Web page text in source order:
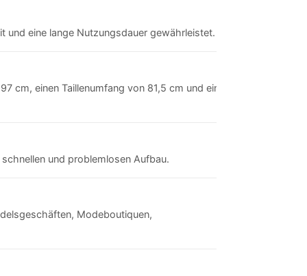
eine lange Nutzungsdauer gewährleistet.
cm, einen Taillenumfang von 81,5 cm und einen
und problemlosen Aufbau.
Modeboutiquen,